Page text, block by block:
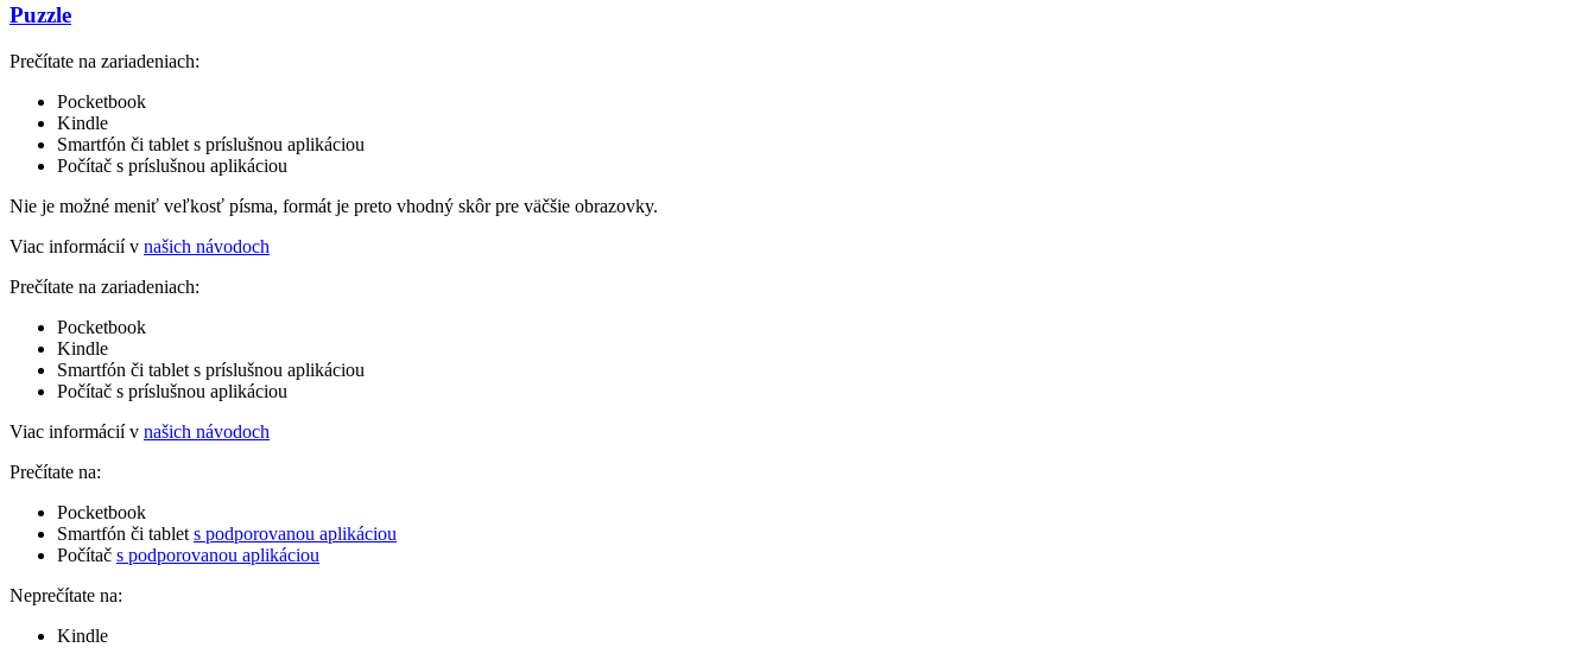
Puzzle
Prečítate na zariadeniach:
Pocketbook
Kindle
Smartfón či tablet s príslušnou aplikáciou
Počítač s príslušnou aplikáciou
Nie je možné meniť veľkosť písma, formát je preto vhodný skôr pre väčšie obrazovky.
Viac informácií v našich návodoch
Prečítate na zariadeniach:
Pocketbook
Kindle
Smartfón či tablet s príslušnou aplikáciou
Počítač s príslušnou aplikáciou
Viac informácií v našich návodoch
Prečítate na:
Pocketbook
Smartfón či tablet s podporovanou aplikáciou
Počítač s podporovanou aplikáciou
Neprečítate na:
Kindle